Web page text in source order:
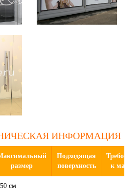
ИНФОРМАЦИЯ
размер
Подходящая
поверхность
к макету
см